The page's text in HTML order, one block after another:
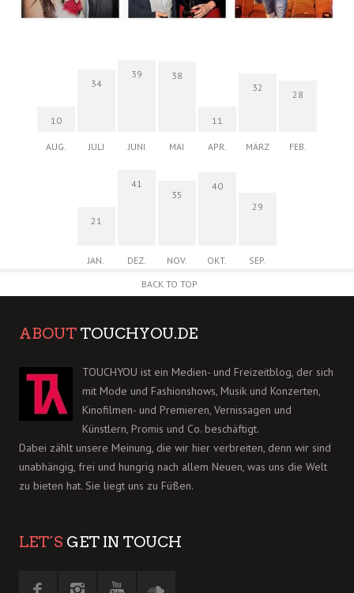
10
AUG.
34
JULI
39
JUNI
38
MAI
11
APR.
32
MÄRZ
28
FEB.
21
JAN.
41
DEZ.
35
NOV.
40
OKT.
29
SEP.
BACK TO TOP
ABOUT TOUCHYOU.DE
TOUCHYOU ist ein Medien- und Freizeitblog, der sich
mit Mode und Fashionshows, Musik und Konzerten,
Kinofilmen- und Premieren, Vernissagen und
Künstlern, Promis und Co. beschäftigt.
Dabei zählt unsere Meinung, die wir hier verbreiten, denn wir sind
unabhängig, frei und hungrig nach allem Neuen, was uns die Welt
zu bieten hat. Sie liegt uns zu Füßen.
LET´S GET IN TOUCH